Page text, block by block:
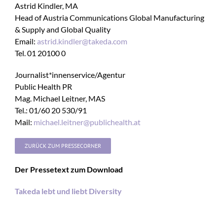
Astrid Kindler, MA
Head of Austria Communications Global Manufacturing
& Supply and Global Quality
Email: astrid.kindler@takeda.com
Tel. 01 20100 0
Journalist*innenservice/Agentur
Public Health PR
Mag. Michael Leitner, MAS
Tel.: 01/60 20 530/91
Mail: michael.leitner@publichealth.at
ZURÜCK ZUM PRESSECORNER
Der Pressetext zum Download
Takeda lebt und liebt Diversity